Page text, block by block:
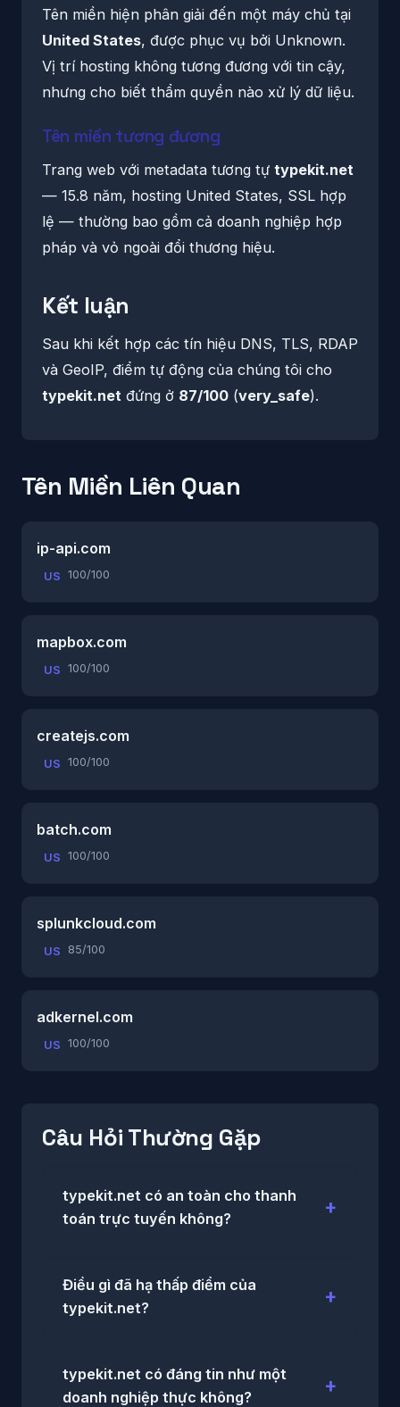
Tên miền hiện phân giải đến một máy chủ tại
United States, được phục vụ bởi Unknown.
Vị trí hosting không tương đương với tin cậy,
nhưng cho biết thẩm quyền nào xử lý dữ liệu.
Tên miền tương đương
Trang web với metadata tương tự typekit.net
— 15.8 năm, hosting United States, SSL hợp
lệ — thường bao gồm cả doanh nghiệp hợp
pháp và vỏ ngoài đổi thương hiệu.
Kết luận
Sau khi kết hợp các tín hiệu DNS, TLS, RDAP
và GeoIP, điểm tự động của chúng tôi cho
typekit.net đứng ở 87/100 (very_safe).
Tên Miền Liên Quan
ip-api.com
US 100/100
mapbox.com
US 100/100
createjs.com
US 100/100
batch.com
US 100/100
splunkcloud.com
US 85/100
adkernel.com
US 100/100
Câu Hỏi Thường Gặp
typekit.net có an toàn cho thanh
toán trực tuyến không?
Điều gì đã hạ thấp điểm của
typekit.net?
typekit.net có đáng tin như một
doanh nghiệp thực không?